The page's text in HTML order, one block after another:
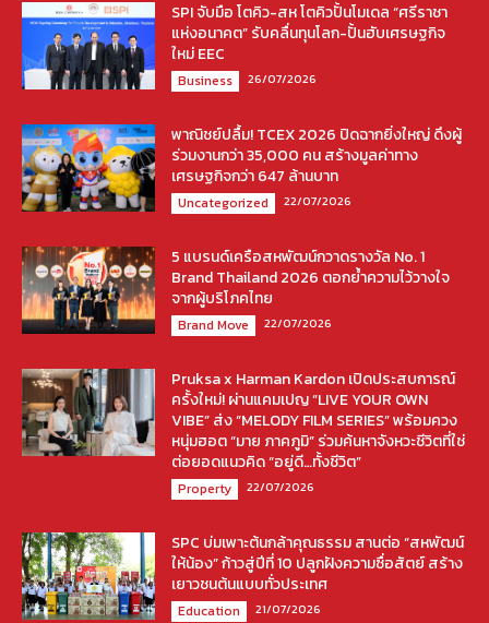
SPI จับมือ โตคิว-สห โตคิวปั้นโมเดล “ศรีราชา
แห่งอนาคต” รับคลื่นทุนโลก-ปั้นฮับเศรษฐกิจ
ใหม่ EEC
Business 26/07/2026
พาณิชย์ปลื้ม! TCEX 2026 ปิดฉากยิ่งใหญ่ ดึงผู้
ร่วมงานกว่า 35,000 คน สร้างมูลค่าทาง
เศรษฐกิจกว่า 647 ล้านบาท
Uncategorized 22/07/2026
5 แบรนด์เครือสหพัฒน์กวาดรางวัล No. 1
Brand Thailand 2026 ตอกย้ำความไว้วางใจ
จากผู้บริโภคไทย
Brand Move 22/07/2026
Pruksa x Harman Kardon เปิดประสบการณ์
ครั้งใหม่! ผ่านแคมเปญ “LIVE YOUR OWN
VIBE” ส่ง “MELODY FILM SERIES” พร้อมควง
หนุ่มฮอต “มาย ภาคภูมิ” ร่วมค้นหาจังหวะชีวิตที่ใช่
ต่อยอดแนวคิด “อยู่ดี…ทั้งชีวิต”
Property 22/07/2026
SPC บ่มเพาะต้นกล้าคุณธรรม สานต่อ “สหพัฒน์
ให้น้อง” ก้าวสู่ปีที่ 10 ปลูกฝังความซื่อสัตย์ สร้าง
เยาวชนต้นแบบทั่วประเทศ
Education 21/07/2026